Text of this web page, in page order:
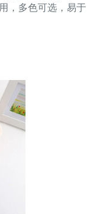
，多色可选，易于